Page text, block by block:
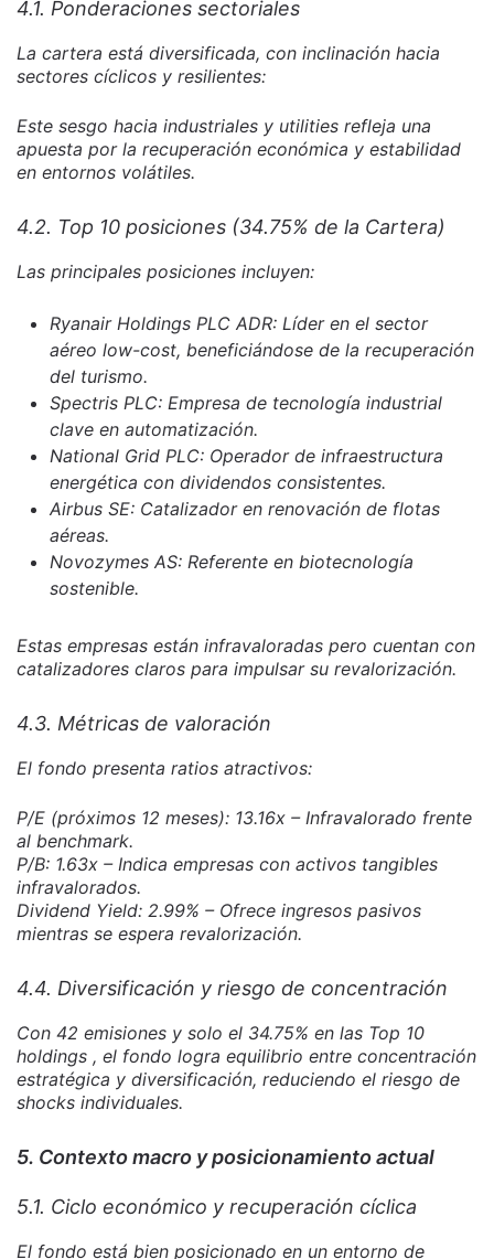
4.1. Ponderaciones sectoriales
La cartera está diversificada, con inclinación hacia
sectores cíclicos y resilientes:
Este sesgo hacia industriales y utilities refleja una
apuesta por la recuperación económica y estabilidad
en entornos volátiles.
4.2. Top 10 posiciones (34.75% de la Cartera)
Las principales posiciones incluyen:
Ryanair Holdings PLC ADR: Líder en el sector
aéreo low-cost, beneficiándose de la recuperación
del turismo.
Spectris PLC: Empresa de tecnología industrial
clave en automatización.
National Grid PLC: Operador de infraestructura
energética con dividendos consistentes.
Airbus SE: Catalizador en renovación de flotas
aéreas.
Novozymes AS: Referente en biotecnología
sostenible.
Estas empresas están infravaloradas pero cuentan con
catalizadores claros para impulsar su revalorización.
4.3. Métricas de valoración
El fondo presenta ratios atractivos:
P/E (próximos 12 meses): 13.16x – Infravalorado frente
al benchmark.
P/B: 1.63x – Indica empresas con activos tangibles
infravalorados.
Dividend Yield: 2.99% – Ofrece ingresos pasivos
mientras se espera revalorización.
4.4. Diversificación y riesgo de concentración
Con 42 emisiones y solo el 34.75% en las Top 10
holdings , el fondo logra equilibrio entre concentración
estratégica y diversificación, reduciendo el riesgo de
shocks individuales.
5. Contexto macro y posicionamiento actual
5.1. Ciclo económico y recuperación cíclica
El fondo está bien posicionado en un entorno de